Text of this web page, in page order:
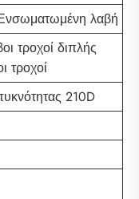
λαβή
τροχοί διπλής
τροχοί
210D